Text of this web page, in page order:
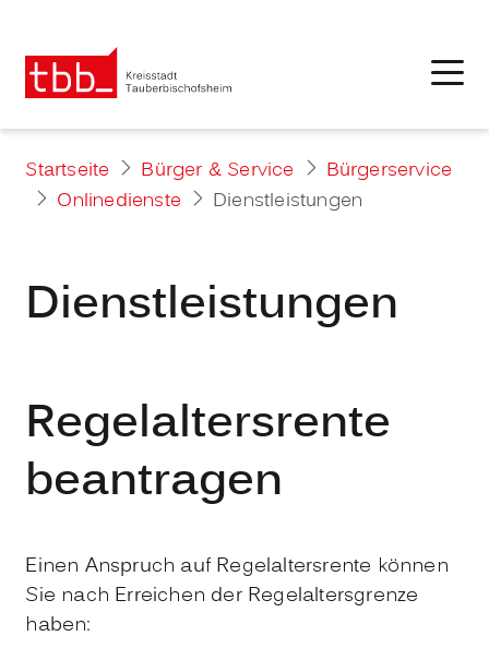
Startseite Bürger & Service
Bürgerservice
Onlinedienste
Dienstleistungen
Dienstleistungen
Regelaltersrente
beantragen
Einen Anspruch auf Regelaltersrente können
Sie nach Erreichen der Regelaltersgrenze
haben: